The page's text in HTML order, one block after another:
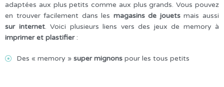
adaptées aux plus petits comme aux plus grands. Vous pouvez
en trouver facilement dans les magasins de jouetsmais aussi
sur internet. Voici plusieurs liens vers des jeux de memory à
imprimer et plastifier:
Des « memory » super mignonspour les tous petits